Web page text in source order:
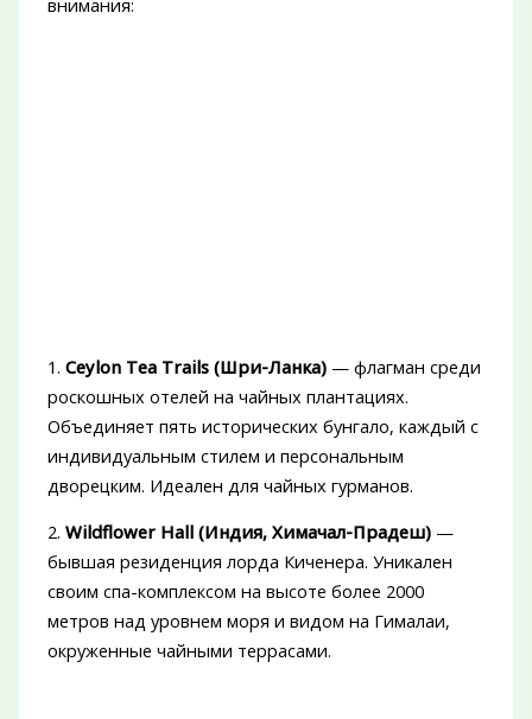
внимания:
1. Ceylon Tea Trails (Шри-Ланка)— флагман среди
роскошных отелей на чайных плантациях.
Объединяет пять исторических бунгало, каждый с
индивидуальным стилем и персональным
дворецким. Идеален для чайных гурманов.
2. Wildflower Hall (Индия, Химачал-Прадеш)—
бывшая резиденция лорда Киченера. Уникален
своим спа-комплексом на высоте более 2000
метров над уровнем моря и видом на Гималаи,
окруженные чайными террасами.